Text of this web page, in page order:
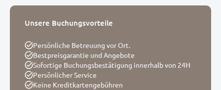
Unsere Buchungsvorteile
Persönliche Betreuung vor Ort.
Bestpreisgarantie und Angebote
Sofortige Buchungsbestätigung innerhalb von 24H
Persönlicher Service
Keine Kreditkartengebühren